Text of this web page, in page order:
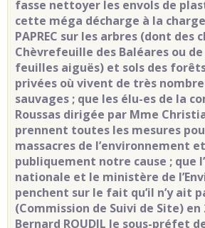
fasse nettoyer les envols de
cette méga décharge à la charge
PAPREC sur les arbres (dont des
Chèvrefeuille des Baléares ou de
feuilles aiguës) et sols des
privées où vivent de très
sauvages ; que les élu-es de la
Roussas dirigée par Mme
prennent toutes les mesures
massacres de l’environnement
publiquement notre cause ; que
nationale et le ministère de
penchent sur le fait qu’il n’y ait
(Commission de Suivi de Site) en
Bernard ROUDIL le sous-préfet